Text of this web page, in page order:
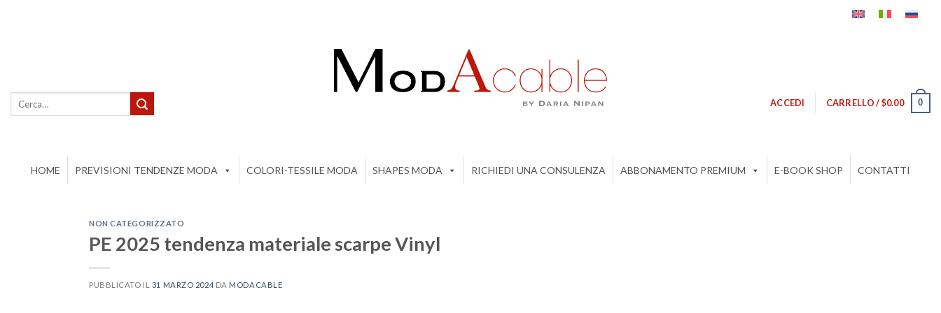
Cerca: ACCEDI CARRELLO /$0.00 0
HOME PREVISIONI TENDENZE MODA COLORI-TESSILE MODA SHAPES MODA RICHIEDI UNA CONSULENZA ABBONAMENTO PREMIUM E-BOOK SHOP CONTATTI
NON CATEGORIZZATO
PE 2025 tendenza materiale scarpe Vinyl
PUBBLICATO IL 31 MARZO 2024 DA MODACABLE